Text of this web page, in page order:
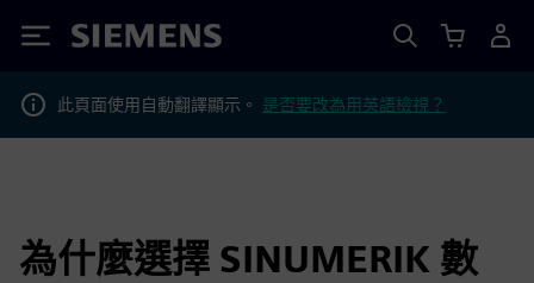
Siemens
此頁面使用自動翻譯顯示。 是否要改為用英語檢視？
為什麼選擇 SINUMERIK 數